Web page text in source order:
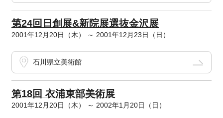
第24回日創展&新院展選抜金沢展
2001年12月20日（木） ～ 2001年12月23日（日）
石川県立美術館
第18回 衣浦東部美術展
2001年12月20日（木） ～ 2002年1月20日（日）